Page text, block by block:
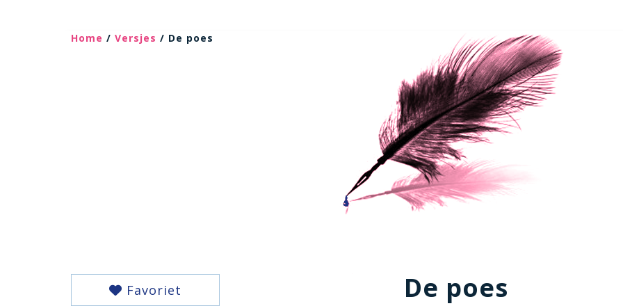
Home / Versjes / De poes
Favoriet De poes